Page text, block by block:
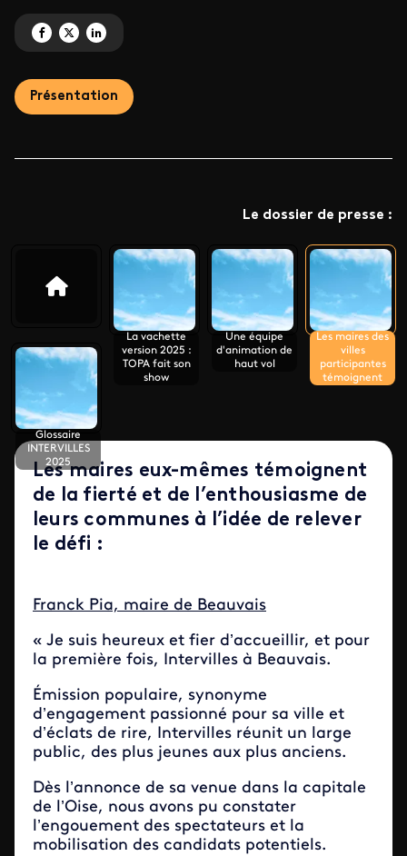
Partagez 'Les maires des villes participantes témoignent ' sur Facebook
Partagez 'Les maires des villes participantes témoignent ' sur X
Partagez 'Les maires des villes participantes témoignent ' sur
Présentation
Le dossier de presse :
La vachette
version 2025 :
TOPA fait son
show
Une équipe
d'animation de
haut vol
Les maires des
villes
participantes
témoignent
Glossaire
INTERVILLES
2025
Les maires eux-mêmes témoignent
de la fierté et de l’enthousiasme de
leurs communes à l’idée de relever
le défi :
Franck Pia, maire de Beauvais
« Je suis heureux et fier d’accueillir, et pour
la première fois, Intervilles à Beauvais.
Émission populaire, synonyme
d’engagement passionné pour sa ville et
d’éclats de rire, Intervilles réunit un large
public, des plus jeunes aux plus anciens.
Dès l’annonce de sa venue dans la capitale
de l’Oise, nous avons pu constater
l’engouement des spectateurs et la
mobilisation des candidats potentiels.